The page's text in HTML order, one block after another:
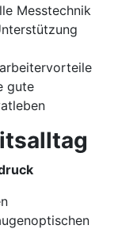
Messtechnik
gute